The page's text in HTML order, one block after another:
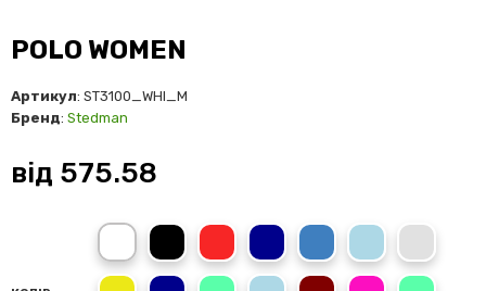
POLO WOMEN
Артикул: ST3100_WHI_M
Бренд: Stedman
від 575.58
White Black OpalScarlet RedNavy BlueBright RoyalOcean BlueGrey
Yellow Blue Midnight
Kiwi GreenLight BlueBurgundy Red
Sweet PinkBright Lime